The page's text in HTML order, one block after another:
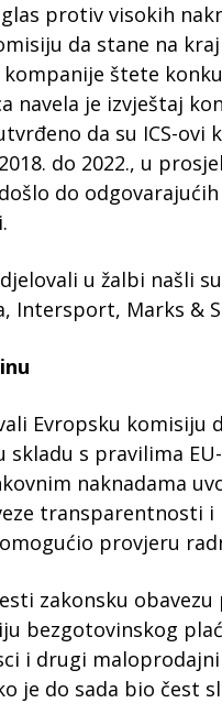
protiv visokih
da stane na
štete
navela je izvještaj
da su ICS-ovi
do 2022., u
do
u žalbi našli
Intersport, Marks &
Evropsku komisiju
skladu s pravilima
naknadama
transparentnosti
provjeru
zakonsku
bezgotovinskog
i drugi
je do sada bio čest